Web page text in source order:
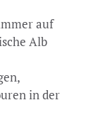
auf
Alb
in der